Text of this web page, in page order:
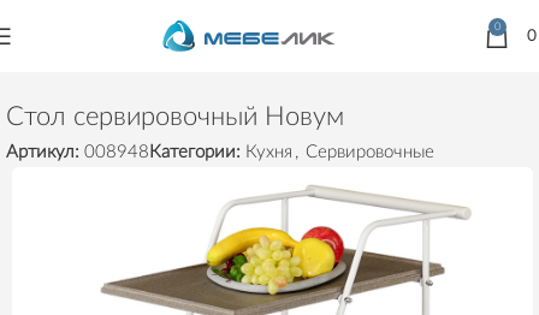
0
Стол сервировочный Новум
Артикул: 008948 Категории: Кухня , Сервировочные